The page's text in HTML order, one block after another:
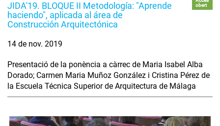
JIDA'19. BLOQUE II Metodología: "Aprende
haciendo", aplicada al área de
Construcción Arquitectónica
obert
14 de nov. 2019
Presentació de la ponència a càrrec de Maria Isabel Alba
Dorado; Carmen Maria Muñoz González i Cristina Pérez de
la Escuela Técnica Superior de Arquitectura de Málaga